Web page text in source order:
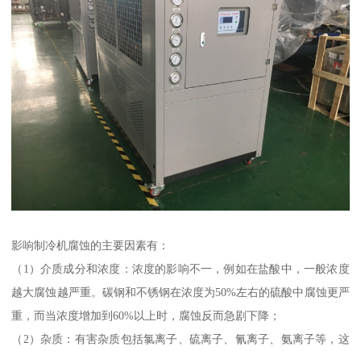
影响制冷机腐蚀的主要因素有：
（1）介质成分和浓度：浓度的影响不一，例如在盐酸中，一般浓度
越大腐蚀越严重。碳钢和不锈钢在浓度为50%左右的硫酸中腐蚀更严
重，而当浓度增加到60%以上时，腐蚀反而急剧下降；
（2）杂质：有害杂质包括氯离子、硫离子、氰离子、氨离子等，这